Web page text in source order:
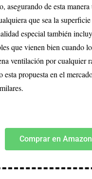
asegurando de esta
que sea la
especial también
que vienen bien cuando
ventilación por cualquier
esta propuesta en el
Comprar en Amazon